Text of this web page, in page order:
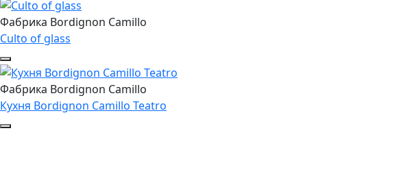
Фабрика Bordignon Camillo
Culto of glass
Фабрика Bordignon Camillo
Кухня Bordignon Camillo Teatro